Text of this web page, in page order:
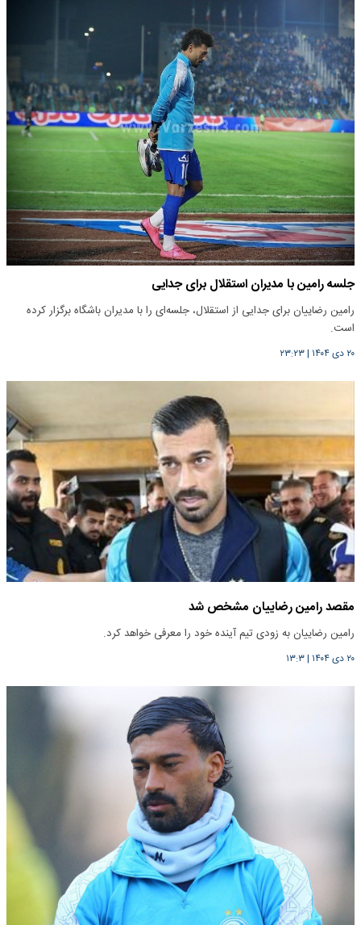
جلسه رامین با مدیران استقلال برای جدایی
رامین رضاییان برای جدایی از استقلال، جلسه‌ای را با مدیران باشگاه برگزار کرده
است.
۲۰ دی ۱۴۰۴ |۲۳:۲۳
مقصد رامین رضاییان مشخص شد
رامین رضاییان به زودی تیم آینده خود را معرفی خواهد کرد.
۲۰ دی ۱۴۰۴ |۱۳:۳